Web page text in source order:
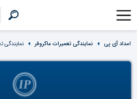
امداد آی پی نمایندگی تعمیرات ماکروفر نمایندگی